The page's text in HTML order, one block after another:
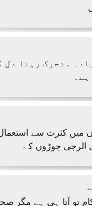
متحرک رہنا
میں کثرت سے
الرجی جوڑوں کے
تو آتا ہی ہے مگر